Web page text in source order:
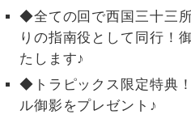
◆全ての回で西国三十三
りの指南役として同行！
たします♪
◆トラピックス限定特典
ル御影をプレゼント♪
トラベルイヤ
ホン
周りの音
をじっく
す。